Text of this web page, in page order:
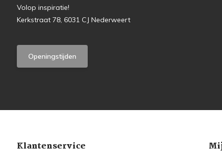
Volop inspiratie!
Kerkstraat 78, 6031 CJ Nederweert
Openingstijden
Klantenservice